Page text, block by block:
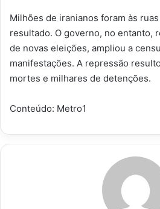
Milhões de iranianos foram às
resultado. O governo, no entanto,
de novas eleições, ampliou a
manifestações. A repressão
mortes e milhares de detenções.
Conteúdo: Metro1